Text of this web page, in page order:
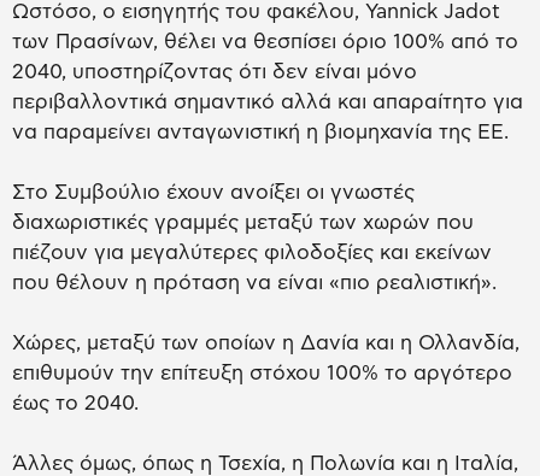
Ωστόσο, ο εισηγητής του φακέλου, Yannick Jadot
των Πρασίνων, θέλει να θεσπίσει όριο 100% από το
2040, υποστηρίζοντας ότι δεν είναι μόνο
περιβαλλοντικά σημαντικό αλλά και απαραίτητο για
να παραμείνει ανταγωνιστική η βιομηχανία της ΕΕ.
Στο Συμβούλιο έχουν ανοίξει οι γνωστές
διαχωριστικές γραμμές μεταξύ των χωρών που
πιέζουν για μεγαλύτερες φιλοδοξίες και εκείνων
που θέλουν η πρόταση να είναι «πιο ρεαλιστική».
Χώρες, μεταξύ των οποίων η Δανία και η Ολλανδία,
επιθυμούν την επίτευξη στόχου 100% το αργότερο
έως το 2040.
Άλλες όμως, όπως η Τσεχία, η Πολωνία και η Ιταλία,